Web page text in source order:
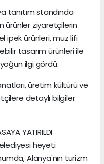
tanıtım standında
ürünler ziyaretçilerin
ipek ürünleri, muz lifi
tasarım ürünleri ile
ilgi gördü.
üretim kültürü ve
detaylı bilgiler
YATIRILDI
heyeti
Alanya'nın turizm